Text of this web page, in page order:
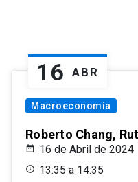
16 ABR
Macroeconomía
Roberto Chang,
16 de Abril de 2024
13:35 a 14:35